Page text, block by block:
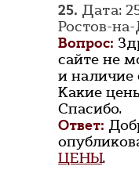
25. Дата:
Ростов-
Вопрос:
сайте не
и наличие
Какие
Спасибо.
Ответ:
ЦЕНЫ.